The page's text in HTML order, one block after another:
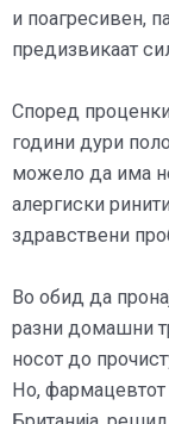
и поагресивен,
предизвикаат
Според
години дури
можело да има
алергиски
здравствени
Во обид да
разни домашни
носот до
Но,